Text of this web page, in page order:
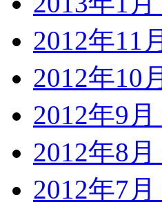
2012年11
2012年10
2012年9月
2012年8月
2012年7月